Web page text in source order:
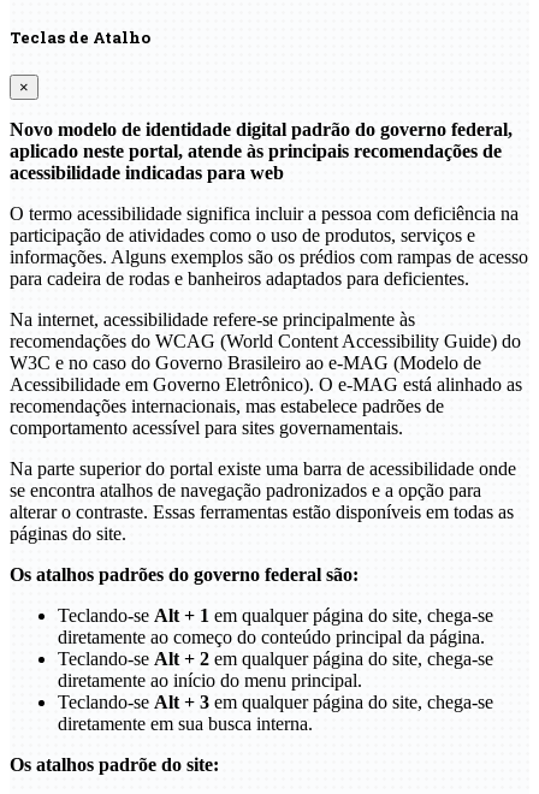
Teclas de Atalho
×
Novo modelo de identidade digital padrão do governo federal,
aplicado neste portal, atende às principais recomendações de
acessibilidade indicadas para web
O termo acessibilidade significa incluir a pessoa com deficiência na
participação de atividades como o uso de produtos, serviços e
informações. Alguns exemplos são os prédios com rampas de acesso
para cadeira de rodas e banheiros adaptados para deficientes.
Na internet, acessibilidade refere-se principalmente às
recomendações do WCAG (World Content Accessibility Guide) do
W3C e no caso do Governo Brasileiro ao e-MAG (Modelo de
Acessibilidade em Governo Eletrônico). O e-MAG está alinhado as
recomendações internacionais, mas estabelece padrões de
comportamento acessível para sites governamentais.
Na parte superior do portal existe uma barra de acessibilidade onde
se encontra atalhos de navegação padronizados e a opção para
alterar o contraste. Essas ferramentas estão disponíveis em todas as
páginas do site.
Os atalhos padrões do governo federal são:
Teclando-se Alt + 1 em qualquer página do site, chega-se
diretamente ao começo do conteúdo principal da página.
Teclando-se Alt + 2 em qualquer página do site, chega-se
diretamente ao início do menu principal.
Teclando-se Alt + 3 em qualquer página do site, chega-se
diretamente em sua busca interna.
Os atalhos padrõe do site: